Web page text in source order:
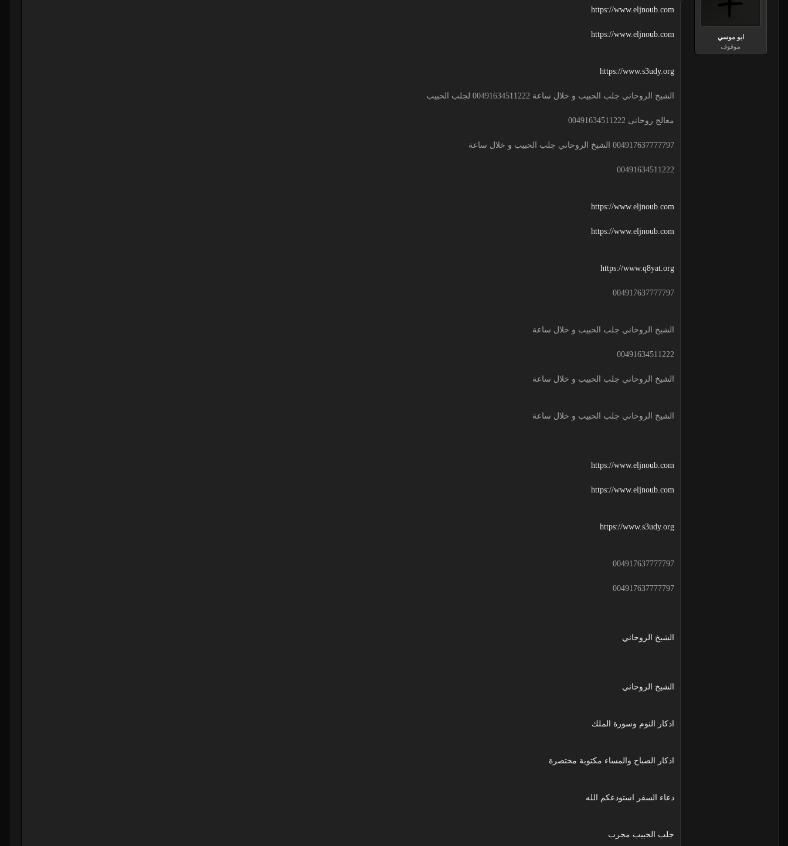
ابو موسي
موقوف
https://www.eljnoub.com
https://www.eljnoub.com
https://www.s3udy.org
الشيخ الروحاني جلب الحبيب و خلال ساعة 00491634511222 لجلب الحبيب
معالج روحانى 00491634511222
004917637777797 الشيخ الروحاني جلب الحبيب و خلال ساعة
00491634511222
https://www.eljnoub.com
https://www.eljnoub.com
https://www.q8yat.org
004917637777797
الشيخ الروحاني جلب الحبيب و خلال ساعة
00491634511222
الشيخ الروحاني جلب الحبيب و خلال ساعة
الشيخ الروحاني جلب الحبيب و خلال ساعة
https://www.eljnoub.com
https://www.eljnoub.com
https://www.s3udy.org
004917637777797
004917637777797
الشيخ الروحاني
الشيخ الروحاني
اذكار النوم وسورة الملك
اذكار الصباح والمساء مكتوبة مختصرة
دعاء السفر استودعكم الله
جلب الحبيب مجرب